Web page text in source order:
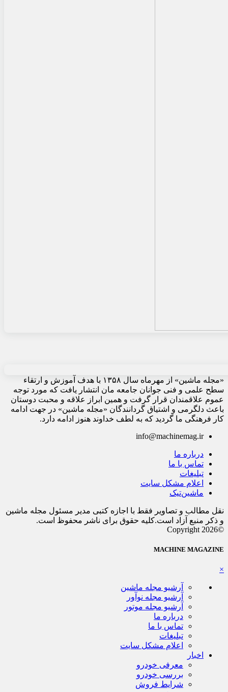
«مجله ماشین» از مهرماه سال ۱۳۵۸ با هدف آموزش و ارتقاء
سطح علمی و فنی جوانان جامعه مان انتشار یافت که مورد توجه
عموم علاقمندان قرار گرفت و همین ابراز علاقه و محبت دوستان
باعث دلگرمی و اشتیاق گردانندگان «مجله ماشین» در جهت ادامه
کار فرهنگی ما گردید که به لطف خداوند هنوز ادامه دارد.
info@machinemag.ir
درباره ما
تماس با ما
تبلیغات
اعلام مشکل سایت
ماشین‌تیک
نقل مطالب و تصاویر فقط با اجازه کتبی مدیر مسئول مجله ماشین
و ذکر منبع آزاد است.کلیه حقوق برای ناشر محفوظ است.
©Copyright 2026
MACHINE MAGAZINE
×
آرشیو مجله ماشین
آرشیو مجله نوآور
آرشیو مجله موتور
درباره ما
تماس با ما
تبلیغات
اعلام مشکل سایت
اخبار
معرفی خودرو
بررسی خودرو
شرایط فروش